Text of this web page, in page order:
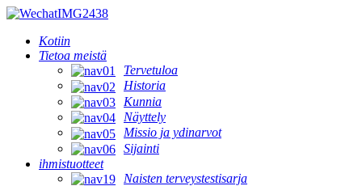
Kotiin
Tietoa meistä
Tervetuloa
Historia
Kunnia
Näyttely
Missio ja ydinarvot
Sijainti
ihmistuotteet
Naisten terveystestisarja